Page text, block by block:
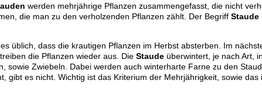
werden mehrjährige Pflanzen zusammengefasst, die nicht
die man zu den verholzenden Pflanzen zählt. Der Begriff Staude
üblich, dass die krautigen Pflanzen im Herbst absterben. Im
die Pflanzen wieder aus. Die Staude überwintert, je nach Art,
sowie Zwiebeln. Dabei werden auch winterharte Farne zu den
gibt es nicht. Wichtig ist das Kriterium der Mehrjährigkeit, sowie